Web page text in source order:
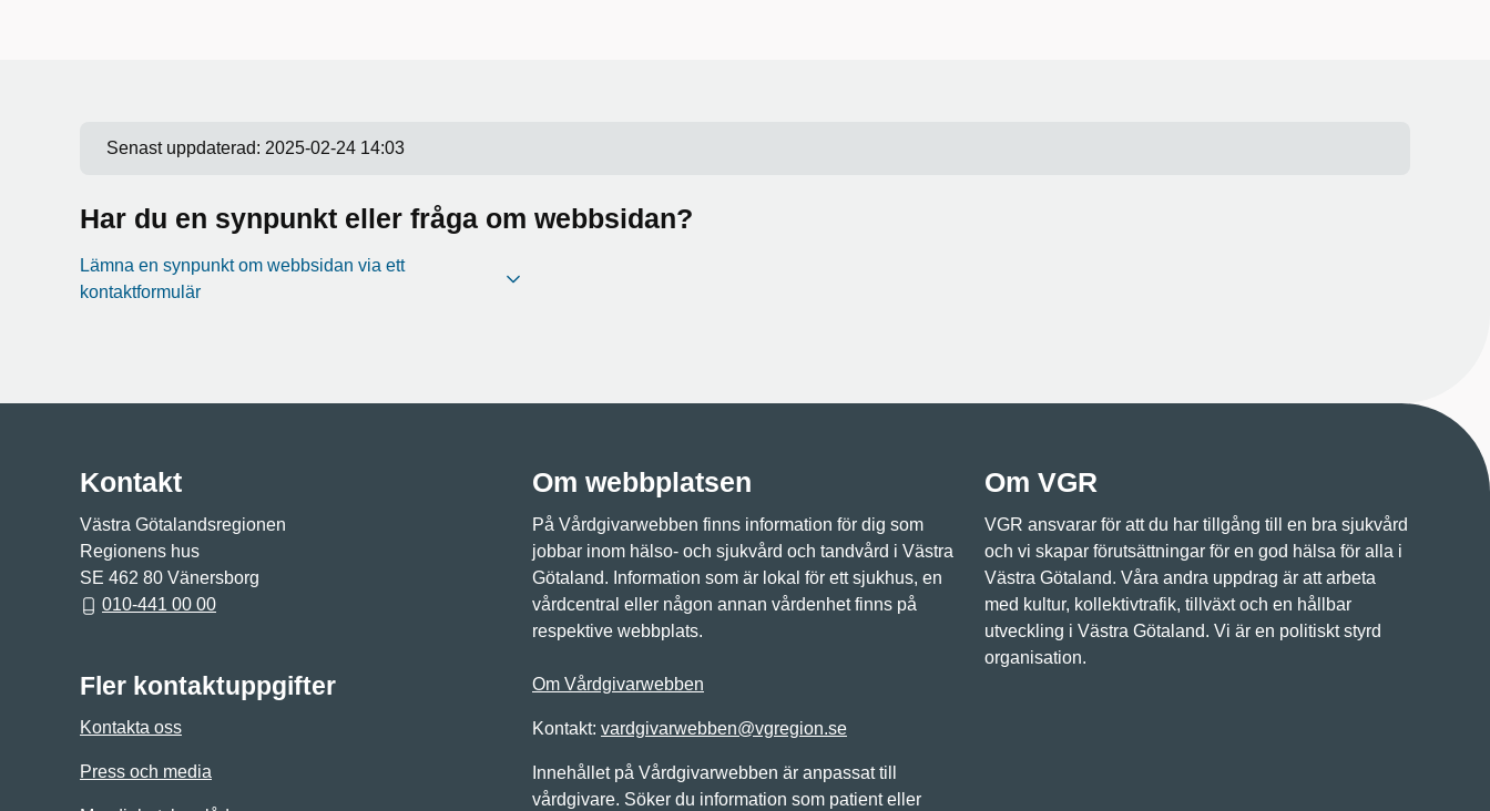
Senast uppdaterad: 2025-02-24 14:03
Har du en synpunkt eller fråga om webbsidan?
Lämna en synpunkt om webbsidan via ett
kontaktformulär
Kontakt
Västra Götalandsregionen
Regionens hus
SE 462 80 Vänersborg
010-441 00 00
Fler kontaktuppgifter
Kontakta oss
Press och media
Om webbplatsen
På Vårdgivarwebben finns information för dig som
jobbar inom hälso- och sjukvård och tandvård i Västra
Götaland. Information som är lokal för ett sjukhus, en
vårdcentral eller någon annan vårdenhet finns på
respektive webbplats.
Om Vårdgivarwebben
Kontakt: vardgivarwebben@vgregion.se
Innehållet på Vårdgivarwebben är anpassat till
vårdgivare. Söker du information som patient eller
Om VGR
VGR ansvarar för att du har tillgång till en bra sjukvård
och vi skapar förutsättningar för en god hälsa för alla i
Västra Götaland. Våra andra uppdrag är att arbeta
med kultur, kollektivtrafik, tillväxt och en hållbar
utveckling i Västra Götaland. Vi är en politiskt styrd
organisation.